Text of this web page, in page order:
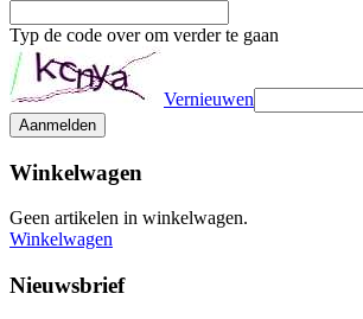
Typ de code over om verder te gaan
Vernieuwen
Aanmelden
Winkelwagen
Geen artikelen in winkelwagen.
Winkelwagen
Nieuwsbrief